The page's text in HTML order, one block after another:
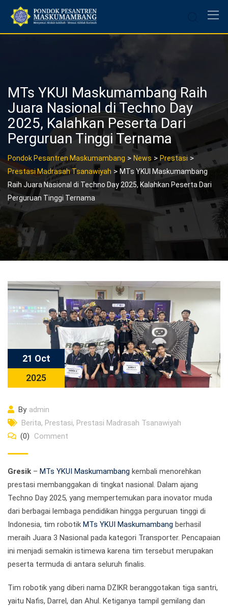
content
MTs YKUI Maskumambang Raih
Juara Nasional di Techno Day
2025, Kalahkan Peserta Dari
Perguruan Tinggi Ternama
Pondok Pesantren Maskumambang > News >Prestasi >
Prestasi Madrasah Tsanawiyah > MTs YKUI Maskumambang
Raih Juara Nasional di Techno Day 2025, Kalahkan Peserta Dari
Perguruan Tinggi Ternama
21 Oct
2025
By admin
Berita, Prestasi, Prestasi Madrasah Tsanawiyah
(0)
Comment
Gresik – MTs YKUI Maskumambang kembali menorehkan
prestasi membanggakan di tingkat nasional. Dalam ajang
Techno Day 2025, yang mempertemukan para inovator muda
dari berbagai lembaga pendidikan hingga perguruan tinggi di
Indonesia, tim robotik MTs YKUI Maskumambang berhasil
meraih Juara 3 Nasional pada kategori Transporter. Pencapaian
ini menjadi semakin istimewa karena tim tersebut merupakan
peserta termuda di antara seluruh finalis.
Tim robotik yang diberi nama DZIKR beranggotakan tiga santri,
yaitu Nafis, Darrel, dan Ahul. Ketiganya tampil gemilang dan